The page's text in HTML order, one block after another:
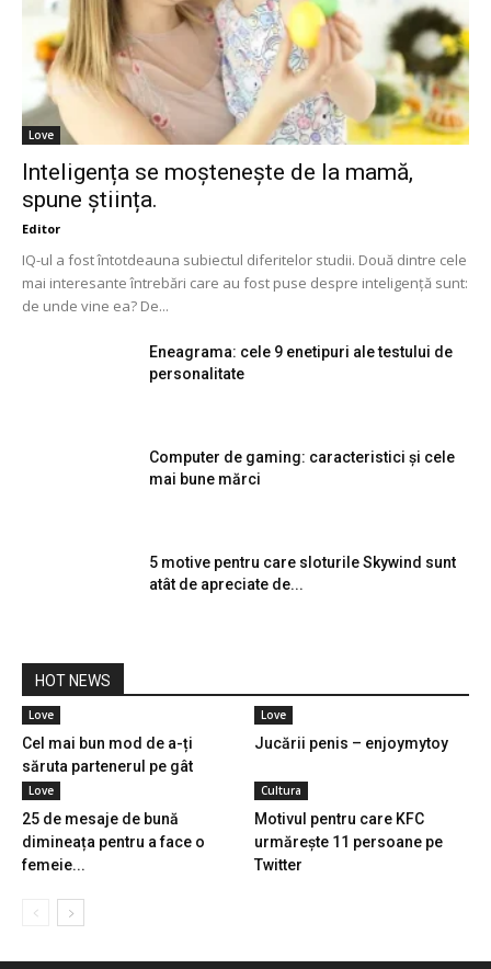
Love
Inteligența se moștenește de la mamă,
spune știința.
Editor
IQ-ul a fost întotdeauna subiectul diferitelor studii. Două dintre cele
mai interesante întrebări care au fost puse despre inteligență sunt:
​​de unde vine ea? De...
Eneagrama: cele 9 enetipuri ale testului de
personalitate
Computer de gaming: caracteristici și cele
mai bune mărci
5 motive pentru care sloturile Skywind sunt
atât de apreciate de...
HOT NEWS
Love
Cel mai bun mod de a-ți
săruta partenerul pe gât
Love
Jucării penis – enjoymytoy
Love
25 de mesaje de bună
dimineața pentru a face o
femeie...
Cultura
Motivul pentru care KFC
urmărește 11 persoane pe
Twitter